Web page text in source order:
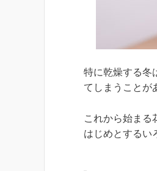
特に乾燥する冬
てしまうこと
これから始まる
はじめとするい